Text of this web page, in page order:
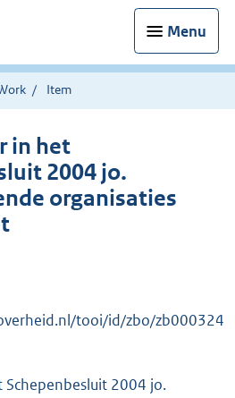
Menu
Item
in het
2004 jo.
organisaties
tooi/id/zbo/zb000324
Schepenbesluit 2004 jo.